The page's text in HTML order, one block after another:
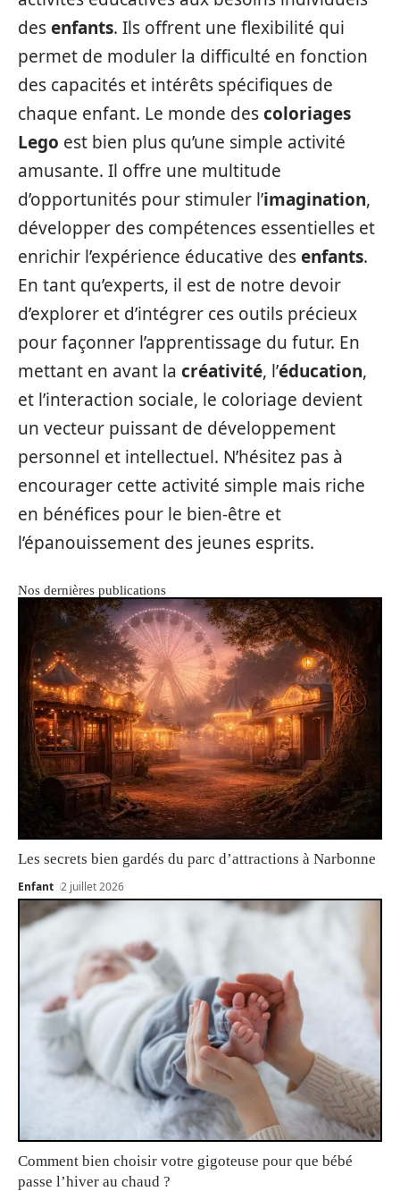
desenfants. Ils offrent une flexibilité qui
permet de moduler la difficulté en fonction
des capacités et intérêts spécifiques de
chaque enfant. Le monde descoloriages
Lego est bien plus qu’une simple activité
amusante. Il offre une multitude
d’opportunités pour stimuler l’imagination,
développer des compétences essentielles et
enrichir l’expérience éducative desenfants.
En tant qu’experts, il est de notre devoir
d’explorer et d’intégrer ces outils précieux
pour façonner l’apprentissage du futur. En
mettant en avant la créativité, l’éducation,
et l’interaction sociale, le coloriage devient
un vecteur puissant de développement
personnel et intellectuel. N’hésitez pas à
encourager cette activité simple mais riche
en bénéfices pour le bien-être et
l’épanouissement des jeunes esprits.
Nos dernières publications
Les secrets bien gardés du parc d’attractions à Narbonne
Enfant 2 juillet 2026
Comment bien choisir votre gigoteuse pour que bébé
passe l’hiver au chaud ?